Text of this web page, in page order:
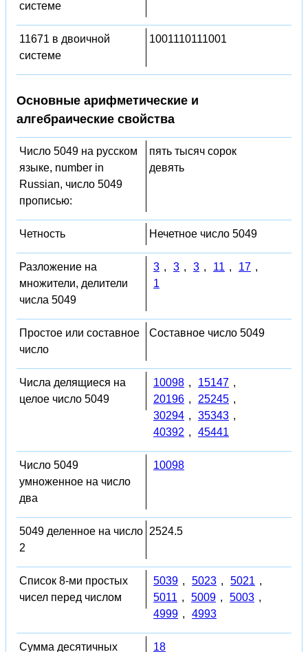
системе
11671 в двоичной
системе
1001110111001
Основные арифметические и
алгебраические свойства
Число 5049 на русском
языке, number in
Russian, число 5049
прописью:
пять тысяч сорок
девять
Четность Нечетное число 5049
Разложение на
множители, делители
числа 5049
3 , 3 , 3 , 11 , 17 ,
1
Простое или составное
число
Составное число 5049
Числа делящиеся на
целое число 5049
10098 , 15147 ,
20196 , 25245 ,
30294 , 35343 ,
40392 , 45441
Число 5049
умноженное на число
два
10098
5049 деленное на число
2
2524.5
Список 8-ми простых
чисел перед числом
5039 , 5023 , 5021 ,
5011 , 5009 , 5003 ,
4999 , 4993
Сумма десятичных
18